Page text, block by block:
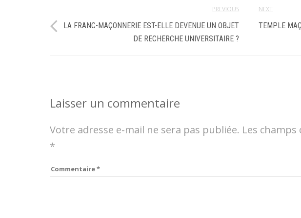
PREVIOUS
LA FRANC-MAÇONNERIE EST-ELLE DEVENUE UN OBJET
DE RECHERCHE UNIVERSITAIRE ?
NEXT
TEMPLE
Laisser un commentaire
Votre adresse e-mail ne sera pas publiée. Les
*
Commentaire*